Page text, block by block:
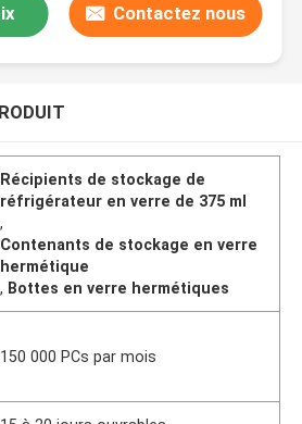
Contactez nous
Récipients de stockage de
réfrigérateur en verre de 375 ml
,
Contenants de stockage en verre
hermétique
, Bottes en verre hermétiques
150 000 PCs par mois